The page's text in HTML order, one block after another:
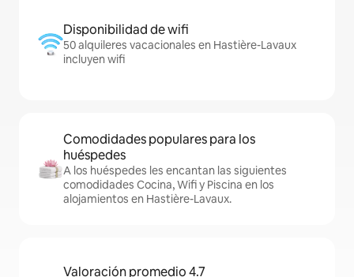
Disponibilidad de wifi
50 alquileres vacacionales en Hastière-Lavaux
incluyen wifi
Comodidades populares para los
huéspedes
A los huéspedes les encantan las siguientes
comodidades Cocina, Wifi y Piscina en los
alojamientos en Hastière-Lavaux.
Valoración promedio 4.7